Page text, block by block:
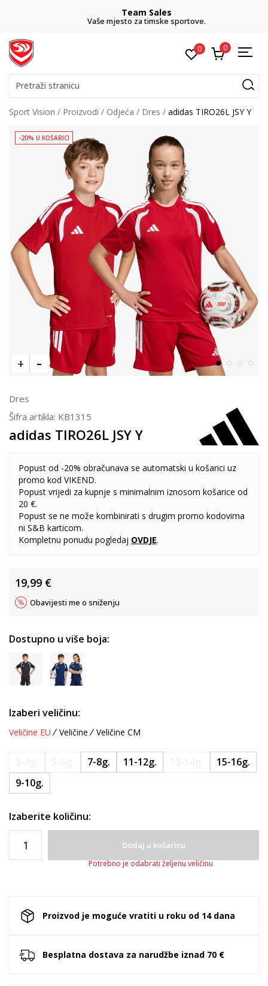
Team Sales
Vaše mjesto za timske sportove.
0 0
Pretraži stranicu
Sport Vision Proizvodi Odjeća Dres adidas TIRO26L JSY Y
-20% U KOŠARICI
Dres
Šifra artikla: KB1315
adidas TIRO26L JSY Y
Popust od -20% obračunava se automatski u košarici uz
promo kod VIKEND.
Popust vrijedi za kupnje s minimalnim iznosom košarice od
20 €.
Popust se ne može kombinirati s drugim promo kodovima
ni S&B karticom.
Kompletnu ponudu pogledaj OVDJE.
19,99 €
Obavijesti me o sniženju
Dostupno u više boja:
Izaberi veličinu:
Veličine EU Veličine Veličine CM
7-8g. 11-12g.
15-16g.
9-10g.
Izaberite količinu:
Dodaj u košaricu
Potrebno je odabrati željenu veličinu
Proizvod je moguće vratiti u roku od 14 dana
Besplatna dostava za narudžbe iznad 70 €